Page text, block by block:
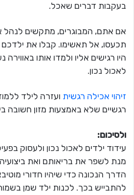
בעקבות דברים שאכל.
אם אתם, המבוגרים, מתקשים לנהל
תכעסו, אל תאשימו. קבלו את ילדכם
היו רגישים אליו ולמדו אותו באווירה
לאכול נכון.
זיהוי אכילה רגשית ועזרה לילד
רגשיים שלא באמצעות מזון חשובה
ולסיכום:
עידוד ילדים לאכול נכון ולעסוק
מנת לשפר את בריאותם ואת
הדרך הנכונה כדי שיהיו חדורי
להתבייש בכך. לכנות ילד שמן